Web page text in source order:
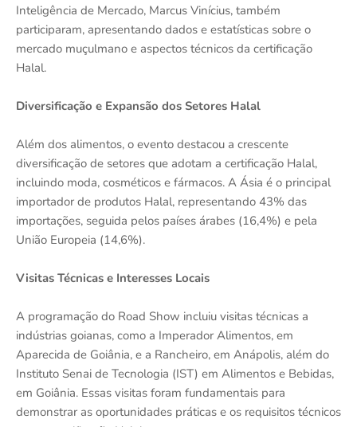
Inteligência de Mercado, Marcus Vinícius, também
participaram, apresentando dados e estatísticas sobre o
mercado muçulmano e aspectos técnicos da certificação
Halal.
Diversificação e Expansão dos Setores Halal
Além dos alimentos, o evento destacou a crescente
diversificação de setores que adotam a certificação Halal,
incluindo moda, cosméticos e fármacos. A Ásia é o principal
importador de produtos Halal, representando 43% das
importações, seguida pelos países árabes (16,4%) e pela
União Europeia (14,6%).
Visitas Técnicas e Interesses Locais
A programação do Road Show incluiu visitas técnicas a
indústrias goianas, como a Imperador Alimentos, em
Aparecida de Goiânia, e a Rancheiro, em Anápolis, além do
Instituto Senai de Tecnologia (IST) em Alimentos e Bebidas,
em Goiânia. Essas visitas foram fundamentais para
demonstrar as oportunidades práticas e os requisitos técnicos